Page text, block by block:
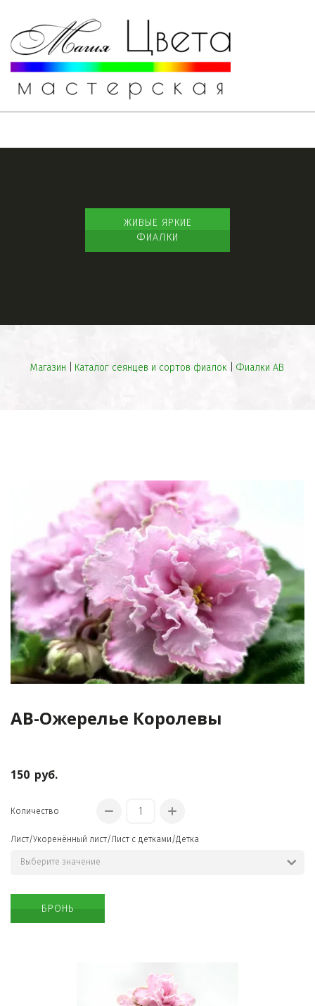
ЖИВЫЕ ЯРКИЕ
ФИАЛКИ
НЕОБЫЧНАЯ
БИЖУТЕРИЯ
Магазин Каталог сеянцев и сортов фиалок | Фиалки АВ
АВ-Ожерелье Королевы
150 руб.
Количество
Лист/Укоренённый лист/Лист с детками/Детка
БРОНЬ